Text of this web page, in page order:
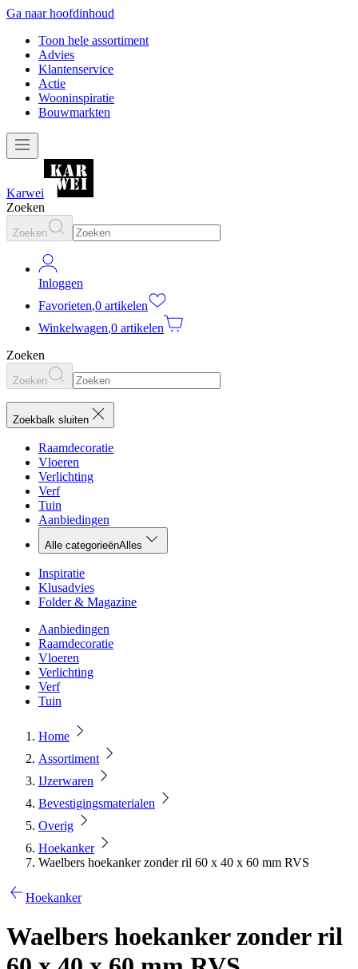
Ga naar hoofdinhoud
Toon hele assortiment
Advies
Klantenservice
Actie
Wooninspiratie
Bouwmarkten
Karwei
Zoeken
Zoeken
Inloggen
Favorieten,0 artikelen
Winkelwagen,0 artikelen
Zoeken
Zoeken
Zoekbalk sluiten
Raamdecoratie
Vloeren
Verlichting
Verf
Tuin
Aanbiedingen
Alle categorieënAlles
Inspiratie
Klusadvies
Folder & Magazine
Aanbiedingen
Raamdecoratie
Vloeren
Verlichting
Verf
Tuin
Home
Assortiment
IJzerwaren
Bevestigingsmaterialen
Overig
Hoekanker
Waelbers hoekanker zonder ril 60 x 40 x 60 mm RVS
Hoekanker
Waelbers hoekanker zonder ril